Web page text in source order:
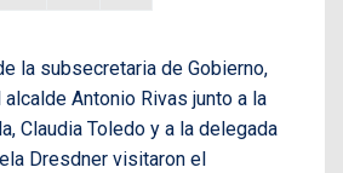
la subsecretaria de Gobierno,
alcalde Antonio Rivas junto a la
Claudia Toledo y a la delegada
Dresdner visitaron el